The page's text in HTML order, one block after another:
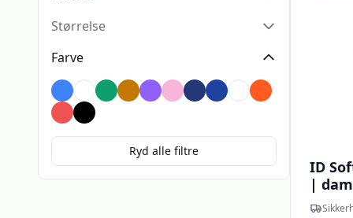
Størrelse
Farve
Blå BrunGrønGulLillaLyserødMarineblå
Mørkeblå
Olivengrøn
Orange
RødSort
Ryd alle filtre
ID
|